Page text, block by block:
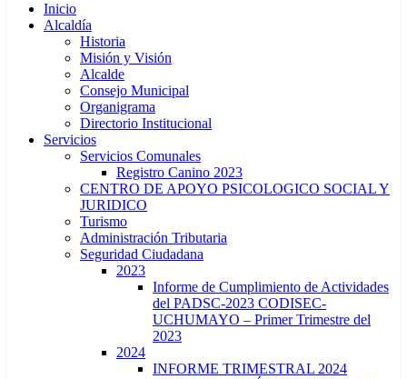
Inicio
Alcaldía
Historia
Misión y Visión
Alcalde
Consejo Municipal
Organigrama
Directorio Institucional
Servicios
Servicios Comunales
Registro Canino 2023
CENTRO DE APOYO PSICOLOGICO SOCIAL Y
JURIDICO
Turismo
Administración Tributaria
Seguridad Ciudadana
2023
Informe de Cumplimiento de Actividades
del PADSC-2023 CODISEC-
UCHUMAYO – Primer Trimestre del
2023
2024
INFORME TRIMESTRAL 2024